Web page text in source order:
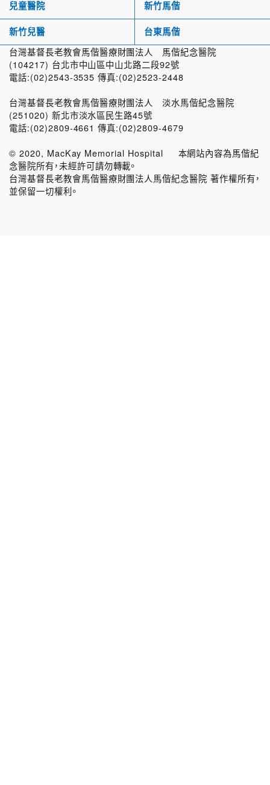
兒童醫院 新竹馬偕
新竹兒醫 台東馬偕
台灣基督長老教會馬偕醫療財團法人 馬偕紀念醫院
(104217) 台北市中山區中山北路二段92號
電話:(02)2543-3535 傳真:(02)2523-2448
台灣基督長老教會馬偕醫療財團法人 淡水馬偕紀念醫院
(251020) 新北市淡水區民生路45號
電話:(02)2809-4661 傳真:(02)2809-4679
© 2020, MacKay Memorial Hospital 本網站內容為馬偕紀
念醫院所有，未經許可請勿轉載。
台灣基督長老教會馬偕醫療財團法人馬偕紀念醫院 著作權所有，
並保留一切權利。